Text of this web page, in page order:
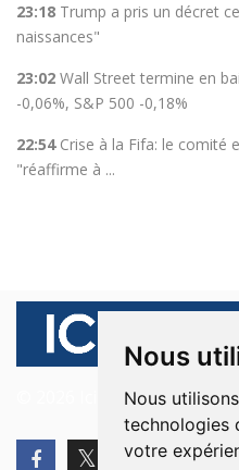
Nous
Nous
technologies
votre
23:18 Trump a pris un décret
naissances"
23:02 Wall Street termine en
-0,06%, S&P 500 -0,18%
22:54 Crise à la Fifa: le comité
"réaffirme à ...
© 2026 Ici Beyrouth.